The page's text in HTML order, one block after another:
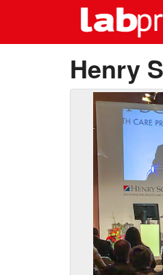
Henry